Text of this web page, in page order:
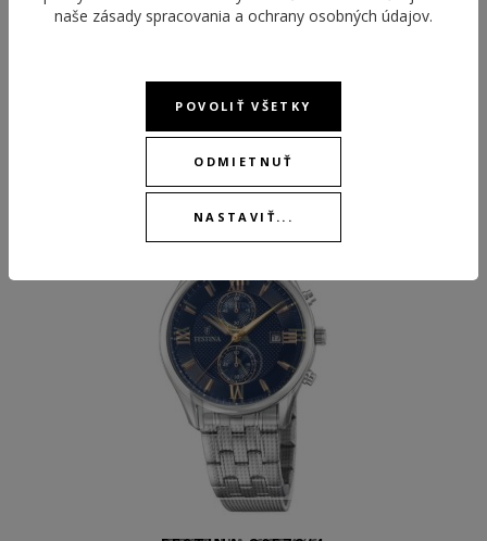
ODPORÚČANÉ PRODUKTY
-30 %
naše zásady spracovania a ochrany osobných údajov.
POVOLIŤ VŠETKY
ODMIETNUŤ
NASTAVIŤ...